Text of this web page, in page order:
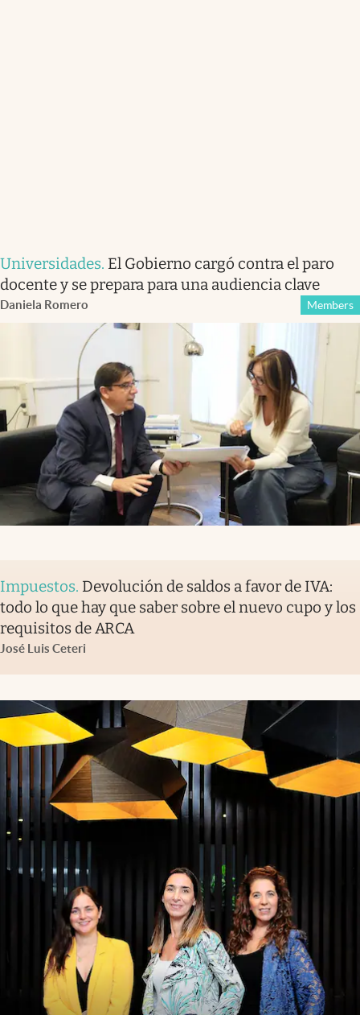
Universidades. El Gobierno cargó contra el paro
docente y se prepara para una audiencia clave
Daniela Romero Members
Impuestos. Devolución de saldos a favor de IVA:
todo lo que hay que saber sobre el nuevo cupo y los
requisitos de ARCA
José Luis Ceteri